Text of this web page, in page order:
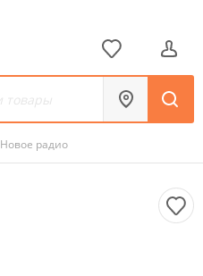
Новое радио